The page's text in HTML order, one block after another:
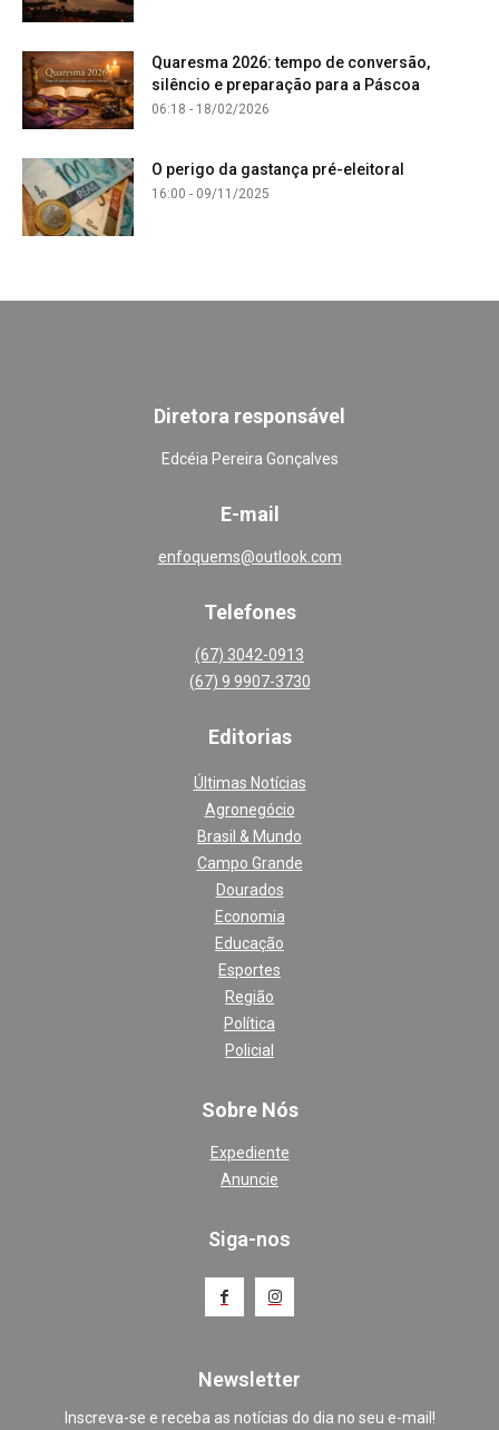
Quaresma 2026: tempo de conversão,
silêncio e preparação para a Páscoa
06:18 - 18/02/2026
O perigo da gastança pré-eleitoral
16:00 - 09/11/2025
Diretora responsável
Edcéia Pereira Gonçalves
E-mail
enfoquems@outlook.com
Telefones
(67) 3042-0913
(67) 9 9907-3730
Editorias
Últimas Notícias
Agronegócio
Brasil & Mundo
Campo Grande
Dourados
Economia
Educação
Esportes
Região
Política
Policial
Sobre Nós
Expediente
Anuncie
Siga-nos
Newsletter
Inscreva-se e receba as notícias do dia no seu e-mail!